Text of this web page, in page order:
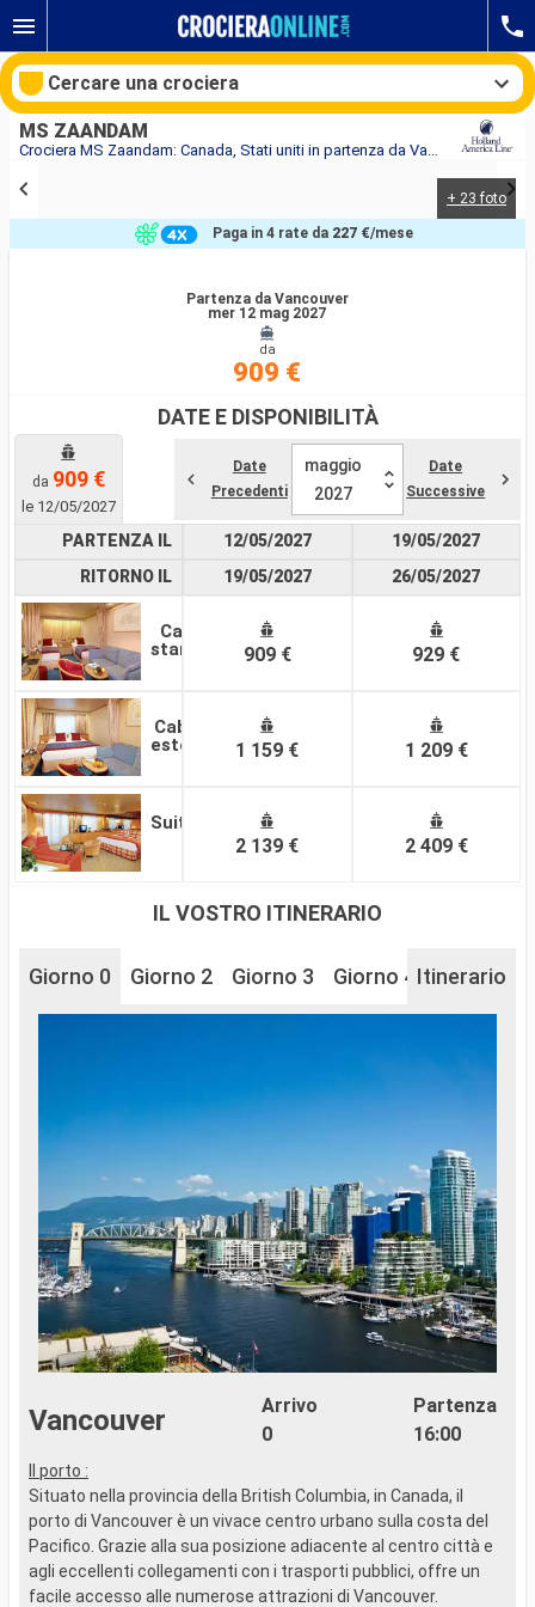
Crociera MS Zaandam: Canada, Stati uniti in partenza da Vancouver
MS ZAANDAM
+ 23 foto
Partenza da Vancouver
mer 12 mag 2027
da
909 €
Paga in 4 rate da227 €/mese
DATE E DISPONIBILITÀ
da 909 €
le 12/05/2027
Date
Precedenti
maggio
2027
Date
Successive
PARTENZA IL
RITORNO IL
Cabina
standard
Cabina
esterna
Suite
12/05/2027
19/05/2027
909 €
1 159 €
2 139 €
19/05/2027
26/05/2027
929 €
1 209 €
2 409 €
IL VOSTRO ITINERARIO
Giorno 0 Giorno 2 Giorno 3 Giorno 4 Giorno 5
Itinerario
Vancouver
Arrivo
0
Partenza
16:00
Il porto :
Situato nella provincia della British Columbia, in Canada, il
porto di Vancouver è un vivace centro urbano sulla costa del
Pacifico. Grazie alla sua posizione adiacente al centro città e
agli eccellenti collegamenti con i trasporti pubblici, offre un
facile accesso alle numerose attrazioni di Vancouver.
Cercare una crociera
Le nostre destinazioni
Compagnie
Ricerca